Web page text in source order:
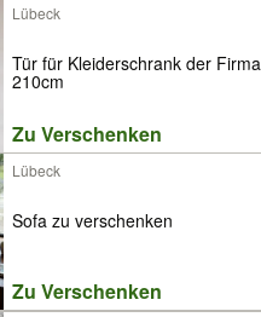
Lübeck
Tür für Kleiderschrank der Firma Rauch
210cm
Zu Verschenken
Lübeck
Sofa zu verschenken
Zu Verschenken